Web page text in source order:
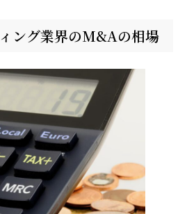
ング業界のM&Aの相場